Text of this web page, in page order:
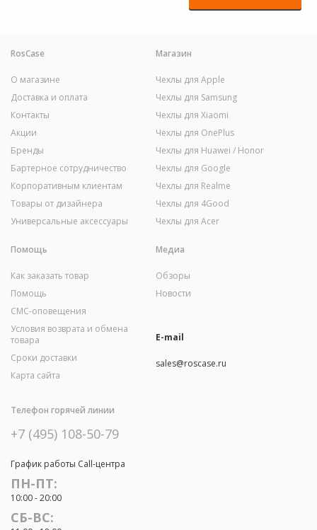
RosCase
О магазине
Доставка и оплата
Контакты
Акции
Бренды
Бартерное сотрудничество
Корпоративным клиентам
Товары от дизайнера
Универсальные аксессуары
Магазин
Чехлы для Apple
Чехлы для Samsung
Чехлы для Xiaomi
Чехлы для OnePlus
Чехлы для Huawei / Honor
Чехлы для Google
Чехлы для Realme
Чехлы для 4Good
Чехлы для Acer
Помощь
Как заказать товар
Помощь
СМС-оповещения
Условия возврата и обмена
товара
Сроки доставки
Карта сайта
Медиа
Обзоры
Новости
E-mail
sales@roscase.ru
Телефон горячей линии
+7 (495) 108-50-79
График работы Call-центра
ПН-ПТ:
10:00 - 20:00
СБ-ВС: